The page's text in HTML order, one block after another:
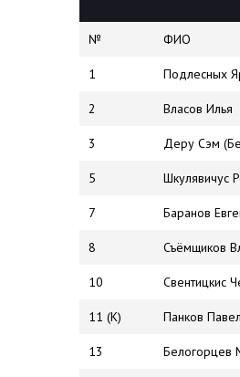
№ ФИО
1 Подлесных
2 Власов Илья
3 Деру Сэм
5 Шкулявичус
7 Баранов
8 Съёмщиков
10 Свентицкис
11 (К) Панков Павел
13 Белогорцев